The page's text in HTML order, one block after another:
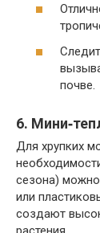
почве.
6.
Для хрупких
сезона) можно
или
создают